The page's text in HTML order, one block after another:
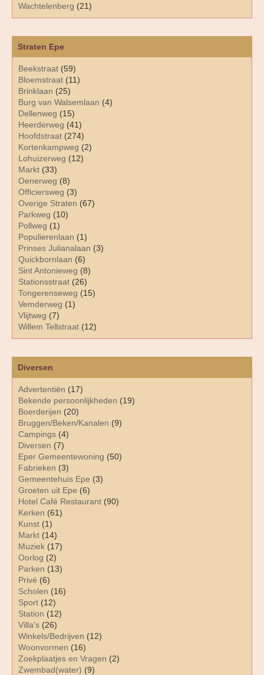
Diversen
Advertentiën (17)
Bekende persoonlijkheden (19)
Boerderijen (20)
Bruggen/Beken/Kanalen (9)
Campings (4)
Diversen (7)
Eper Gemeentewoning (50)
Fabrieken (3)
Gemeentehuis Epe (3)
Groeten uit Epe (6)
Hotel Café Restaurant (90)
Kerken (61)
Kunst (1)
Markt (14)
Muziek (17)
Oorlog (2)
Parken (13)
Privé (6)
Scholen (16)
Sport (12)
Station (12)
Villa's (26)
Winkels/Bedrijven (12)
Woonvormen (16)
Zoekplaatjes en Vragen (2)
Zwembad(water) (9)
Straten Epe
Beekstraat (59)
Bloemstraat (11)
Brinklaan (25)
Burg van Walsemlaan (4)
Dellenweg (15)
Heerderweg (41)
Hoofdstraat (274)
Kortenkampweg (2)
Lohuizerweg (12)
Markt (33)
Oenerweg (8)
Officiersweg (3)
Overige Straten (67)
Parkweg (10)
Pollweg (1)
Populierenlaan (1)
Prinses Julianalaan (3)
Quickbornlaan (6)
Sint Antonieweg (8)
Stationsstraat (26)
Tongerenseweg (15)
Vemderweg (1)
Vlijtweg (7)
Willem Tellstraat (12)
Wachtelenberg (21)